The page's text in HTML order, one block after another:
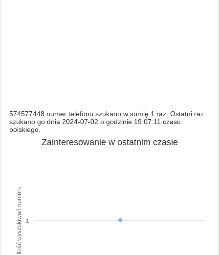
574577448 numer telefonu szukano w sumię 1 raz. Ostatni raz
szukano go dnia 2024-07-02 o godzinie 19:07:11 czasu
polskiego.
Ilość wyszukiwań numeru
Zainteresowanie w ostatnim czasie
1